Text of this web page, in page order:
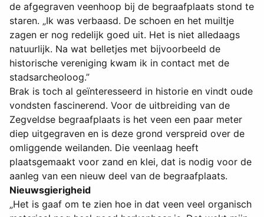
de afgegraven veenhoop bij de begraafplaats stond te
staren. „Ik was verbaasd. De schoen en het muiltje
zagen er nog redelijk goed uit. Het is niet alledaags
natuurlijk. Na wat belletjes met bijvoorbeeld de
historische vereniging kwam ik in contact met de
stadsarcheoloog.”
Brak is toch al geïnteresseerd in historie en vindt oude
vondsten fascinerend. Voor de uitbreiding van de
Zegveldse begraafplaats is het veen een paar meter
diep uitgegraven en is deze grond verspreid over de
omliggende weilanden. Die veenlaag heeft
plaatsgemaakt voor zand en klei, dat is nodig voor de
aanleg van een nieuw deel van de begraafplaats.
Nieuwsgierigheid
„Het is gaaf om te zien hoe in dat veen veel organisch